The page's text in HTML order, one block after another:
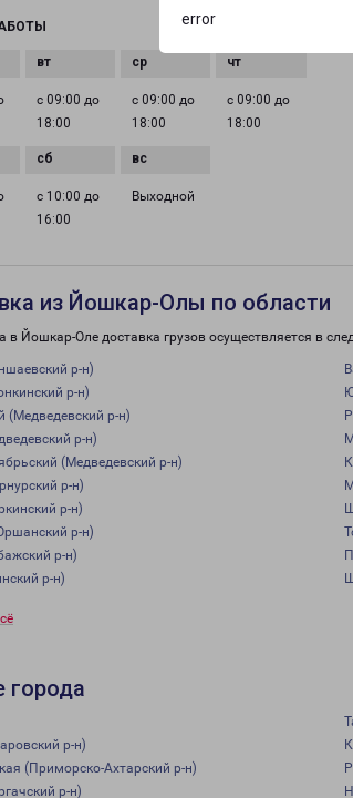
error
с 09:00 до
18:00
с 09:00 до
18:00
с 09:00 до
18:00
с 10:00 до
16:00
Выходной
из Йошкар-Олы по области
в Йошкар-Оле доставка грузов осуществляется в
р-н)
р-н)
(Медведевский р-н)
р-н)
(Медведевский р-н)
р-н)
р-н)
р-н)
р-н)
р-н)
города
р-н)
(Приморско-Ахтарский р-н)
р-н)